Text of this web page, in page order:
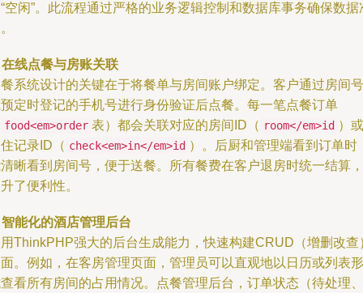
空闲”。此流程通过严格的业务逻辑控制和数据库事务确保数据
在线点餐与房账关联
系统设计的关键在于将餐单与房间账户绑定。客户通过房间号
定时登记的手机号进行身份验证后点餐。每一笔点餐订单
food<em>order 表）都会关联对应的房间ID（ room</em>id ）或
记录ID（ check<em>in</em>id ）。后厨和管理端看到订单时
晰看到房间号，便于送餐。所有餐费在客户退房时统一结算，
了便利性。
智能化的酒店管理后台
ThinkPHP强大的后台生成能力，快速构建CRUD（增删改查
。例如，在客房管理页面，管理员可以直观地以日历或列表形
看所有房间的占用情况。点餐管理后台，订单状态（待处理、